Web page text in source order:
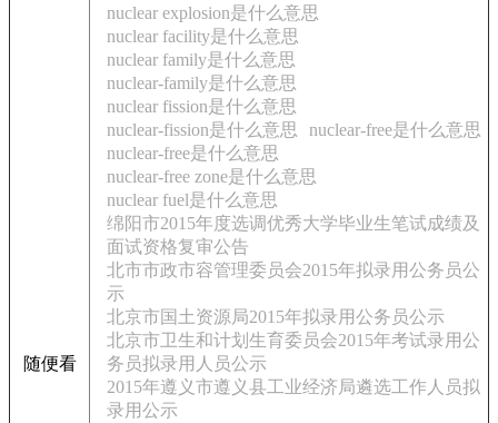
随便看
nuclear explosion是什么意思
nuclear facility是什么意思
nuclear family是什么意思
nuclear-family是什么意思
nuclear fission是什么意思
nuclear-fission是什么意思
nuclear-free是什么意思
nuclear-free是什么意思
nuclear-free zone是什么意思
nuclear fuel是什么意思
绵阳市2015年度选调优秀大学毕业生笔试成绩及
面试资格复审公告
北市市政市容管理委员会2015年拟录用公务员公
示
北京市国土资源局2015年拟录用公务员公示
北京市卫生和计划生育委员会2015年考试录用公
务员拟录用人员公示
2015年遵义市遵义县工业经济局遴选工作人员拟
录用公示